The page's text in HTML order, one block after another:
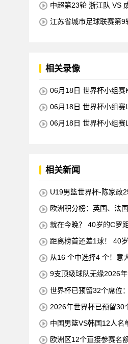
中超第23轮 浙江队 VS
江苏省城市足球联赛第9
相关录像
06月18日 世界杯小组赛
06月18日 世界杯小组赛
06月18日 世界杯小组赛
相关新闻
U19男篮世界杯-陈家政
欧洲积分榜：英国、法
就在今晚？ 40岁的C罗
录
距离榜首还差1球！ 40
将成为历史最佳射手
从16 个中选择4 个！意
9支顶级球队无缘2026
世界杯已预留32个席位
2026年世界杯已预留30
中国男篮VS韩国12人名
欧洲区12个直接参赛名